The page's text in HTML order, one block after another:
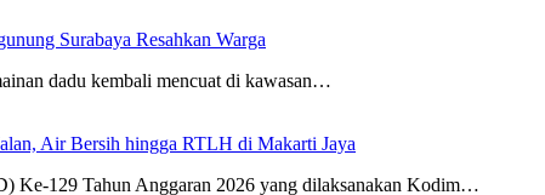
Surabaya Resahkan Warga
dadu kembali mencuat di kawasan…
Air Bersih hingga RTLH di Makarti Jaya
Ke-129 Tahun Anggaran 2026 yang dilaksanakan Kodim…